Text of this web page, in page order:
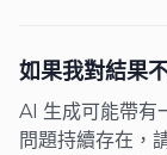
如果我對結果
AI 生成可能帶有
問題持續存在，